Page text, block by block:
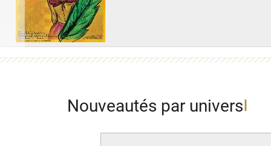
Nouveautés par univers